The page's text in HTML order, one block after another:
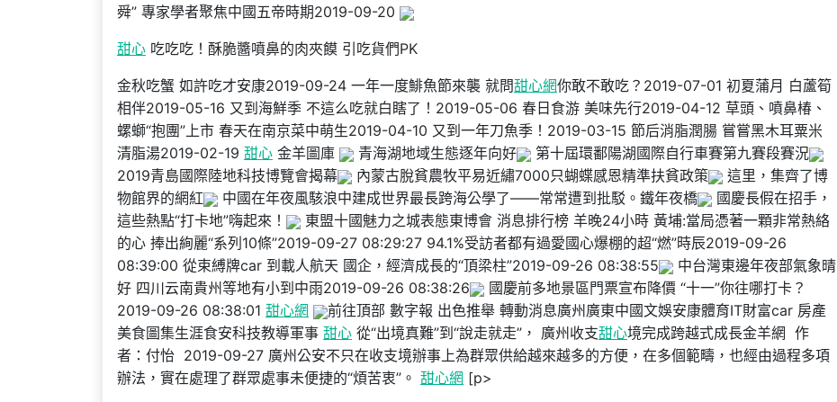
舜” 專家學者聚焦中國五帝時期2019-09-20
甜心 吃吃吃！酥脆醬噴鼻的肉夾饃 引吃貨們PK
金秋吃蟹 如許吃才安康2019-09-24 一年一度鯡魚節來襲 就問甜心網你敢不敢吃？2019-07-01 初夏蒲月 白蘆筍
相伴2019-05-16 又到海鮮季 不這么吃就白瞎了！2019-05-06 春日食游 美味先行2019-04-12 草頭、噴鼻椿、
螺螄“抱團”上市 春天在南京菜中萌生2019-04-10 又到一年刀魚季！2019-03-15 節后消脂潤腸 嘗嘗黑木耳粟米
清脂湯2019-02-19 甜心 金羊圖庫 青海湖地域生態逐年向好
第十屆環鄱陽湖國際自行車賽第九賽段賽況
2019青島國際陸地科技博覽會揭幕
內蒙古脫貧農牧平易近繡7000只蝴蝶感恩精準扶貧政策
這里，集齊了博
物館界的網紅
中國在年夜風駭浪中建成世界最長跨海公學了——常常遭到批駁。鐵年夜橋
國慶長假在招手，
這些熱點“打卡地”嗨起來！
東盟十國魅力之城表態東博會 消息排行榜 羊晚24小時 黃埔:當局憑著一顆非常熱絡
的心 捧出絢麗“系列10條”2019-09-27 08:29:27 94.1%受訪者都有過愛國心爆棚的超“燃”時辰2019-09-26
08:39:00 從束縛牌car 到載人航天 國企，經濟成長的“頂梁柱”2019-09-26 08:38:55
中台灣東邊年夜部氣象晴
好 四川云南貴州等地有小到中雨2019-09-26 08:38:26
國慶前多地景區門票宣布降價 “十一”你往哪打卡？
2019-09-26 08:38:01 甜心網
前往頂部 數字報 出色推舉 轉動消息廣州廣東中國文娛安康體育IT財富car 房產
美食圖集生涯食安科技教導軍事 甜心 從“出境真難”到“說走就走”， 廣州收支甜心境完成跨越式成長金羊網 作
者：付怡 2019-09-27 廣州公安不只在收支境辦事上為群眾供給越來越多的方便，在多個範疇，也經由過程多項
辦法，實在處理了群眾處事未便捷的“煩苦衷”。 甜心網 [p>